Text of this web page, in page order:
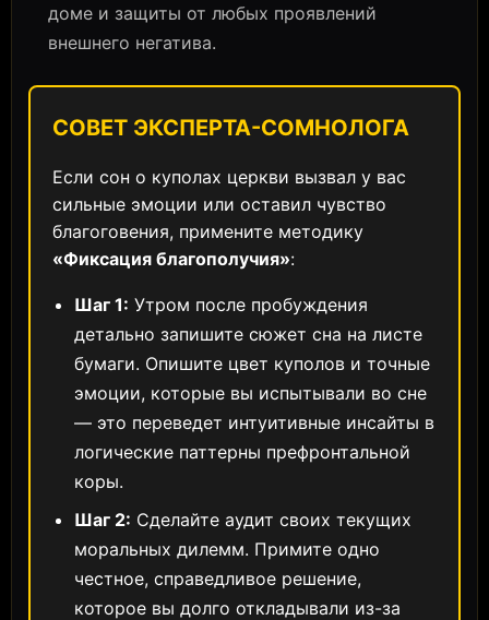
доме и защиты от любых проявлений
внешнего негатива.
СОВЕТ ЭКСПЕРТА-СОМНОЛОГА
Если сон о куполах церкви вызвал у вас
сильные эмоции или оставил чувство
благоговения, примените методику
«Фиксация благополучия»:
Шаг 1: Утром после пробуждения
детально запишите сюжет сна на листе
бумаги. Опишите цвет куполов и точные
эмоции, которые вы испытывали во сне
— это переведет интуитивные инсайты в
логические паттерны префронтальной
коры.
Шаг 2: Сделайте аудит своих текущих
моральных дилемм. Примите одно
честное, справедливое решение,
которое вы долго откладывали из-за